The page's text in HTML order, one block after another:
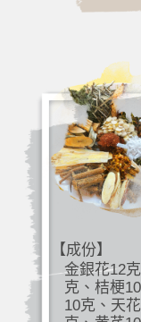
【成份】
金銀花12
克、桔梗
10克、天